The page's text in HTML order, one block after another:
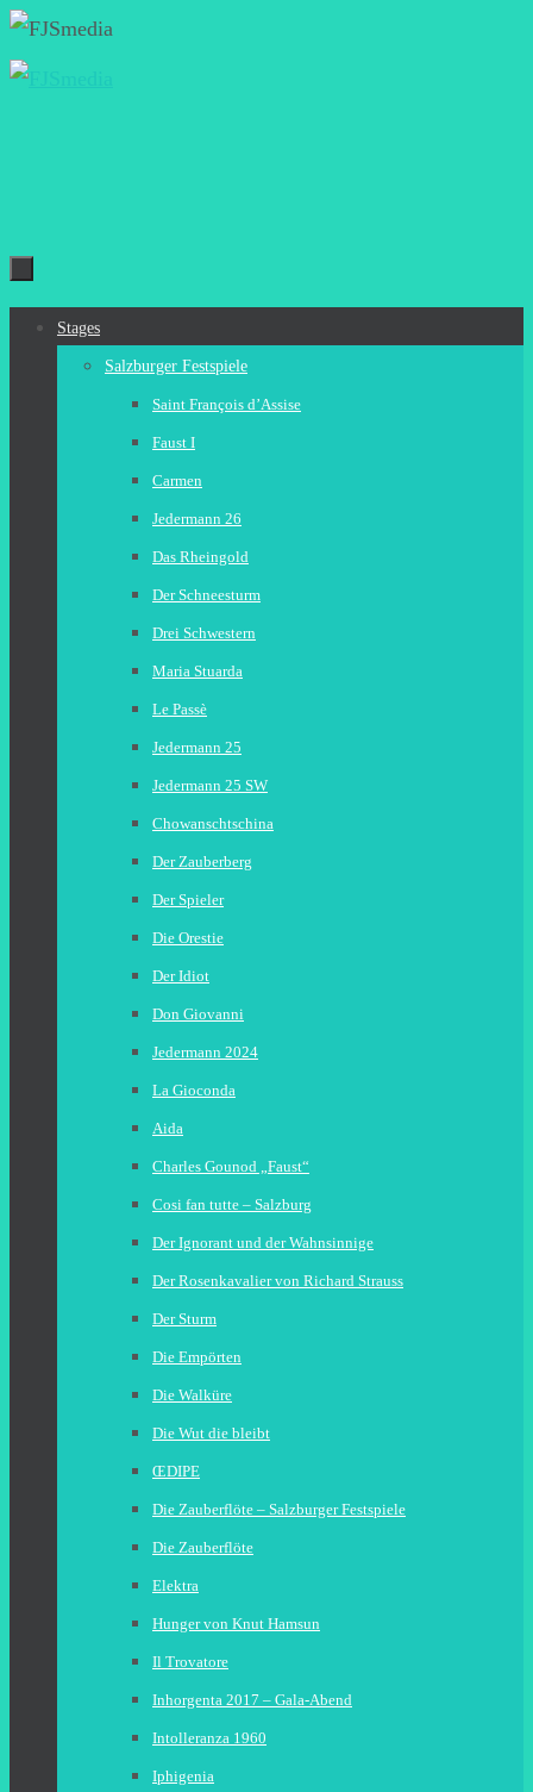
Zum
Inhalt
Zum
Stages
Salzburger Festspiele
Saint François d’Assise
Faust I
Carmen
Jedermann 26
Das Rheingold
Der Schneesturm
Drei Schwestern
Maria Stuarda
Le Passè
Jedermann 25
Jedermann 25 SW
Chowanschtschina
Der Zauberberg
Der Spieler
Die Orestie
Der Idiot
Don Giovanni
Jedermann 2024
La Gioconda
Aida
Charles Gounod „Faust“
Cosi fan tutte – Salzburg
Der Ignorant und der Wahnsinnige
Der Rosenkavalier von Richard Strauss
Der Sturm
Die Empörten
Die Walküre
Die Wut die bleibt
ŒDIPE
Die Zauberflöte – Salzburger Festspiele
Die Zauberflöte
Elektra
Hunger von Knut Hamsun
Il Trovatore
Inhorgenta 2017 – Gala-Abend
Intolleranza 1960
Iphigenia